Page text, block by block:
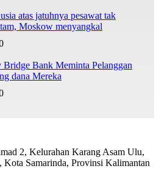
atas jatuhnya pesawat tak
Moskow menyangkal
Bank Meminta Pelanggan
dana Mereka
2, Kelurahan Karang Asam Ulu,
Kota Samarinda, Provinsi Kalimantan